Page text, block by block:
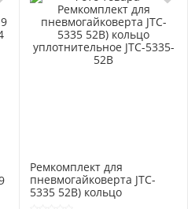
Ремкомплект для
пневмогайковерта JTC-
5335 52B) кольцо